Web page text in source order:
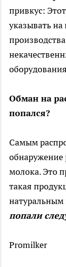
привкус:
указывать
Обман на
попался?
Самым
обнаружение
молока. Это
такая
попали
Promilker